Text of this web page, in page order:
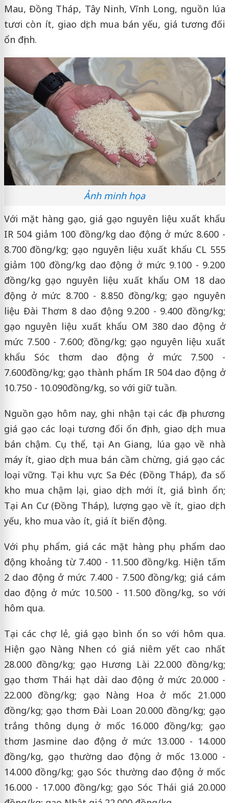
Mau, Đồng Tháp, Tây Ninh, Vĩnh Long, nguồn lúa
tươi còn ít, giao dịch mua bán yếu, giá tương đối
ổn định.
Ảnh minh họa
Với mặt hàng gạo, giá gạo nguyên liệu xuất khẩu
IR 504 giảm 100 đồng/kg dao động ở mức 8.600 -
8.700 đồng/kg; gạo nguyên liệu xuất khẩu CL 555
giảm 100 đồng/kg dao động ở mức 9.100 - 9.200
đồng/kg gạo nguyên liệu xuất khẩu OM 18 dao
động ở mức 8.700 - 8.850 đồng/kg; gạo nguyên
liệu Đài Thơm 8 dao động 9.200 - 9.400 đồng/kg;
gạo nguyên liệu xuất khẩu OM 380 dao động ở
mức 7.500 - 7.600; đồng/kg; gạo nguyên liệu xuất
khẩu Sóc thơm dao động ở mức 7.500 -
7.600đồng/kg; gạo thành phẩm IR 504 dao động ở
10.750 - 10.090đồng/kg, so với giữ tuần.
Nguồn gạo hôm nay, ghi nhận tại các địa phương
giá gạo các loại tương đối ổn định, giao dịch mua
bán chậm. Cụ thể, tại An Giang, lúa gạo về nhà
máy ít, giao dịch mua bán cầm chừng, giá gạo các
loại vững. Tại khu vực Sa Đéc (Đồng Tháp), đa số
kho mua chậm lại, giao dịch mới ít, giá bình ổn;
Tại An Cư (Đồng Tháp), lượng gạo về ít, giao dịch
yếu, kho mua vào ít, giá ít biến động.
Với phụ phẩm, giá các mặt hàng phụ phẩm dao
động khoảng từ 7.400 - 11.500 đồng/kg. Hiện tấm
2 dao động ở mức 7.400 - 7.500 đồng/kg; giá cám
dao động ở mức 10.500 - 11.500 đồng/kg, so với
hôm qua.
Tại các chợ lẻ, giá gạo bình ổn so với hôm qua.
Hiện gạo Nàng Nhen có giá niêm yết cao nhất
28.000 đồng/kg; gạo Hương Lài 22.000 đồng/kg;
gạo thơm Thái hạt dài dao động ở mức 20.000 -
22.000 đồng/kg; gạo Nàng Hoa ở mốc 21.000
đồng/kg; gạo thơm Đài Loan 20.000 đồng/kg; gạo
trắng thông dụng ở mốc 16.000 đồng/kg; gạo
thơm Jasmine dao động ở mức 13.000 - 14.000
đồng/kg, gạo thường dao động ở mốc 13.000 -
14.000 đồng/kg; gạo Sóc thường dao động ở mốc
16.000 - 17.000 đồng/kg; gạo Sóc Thái giá 20.000